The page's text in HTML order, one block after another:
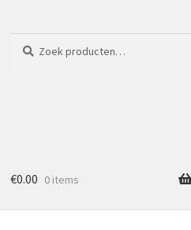
naar:
€0.00 0 items